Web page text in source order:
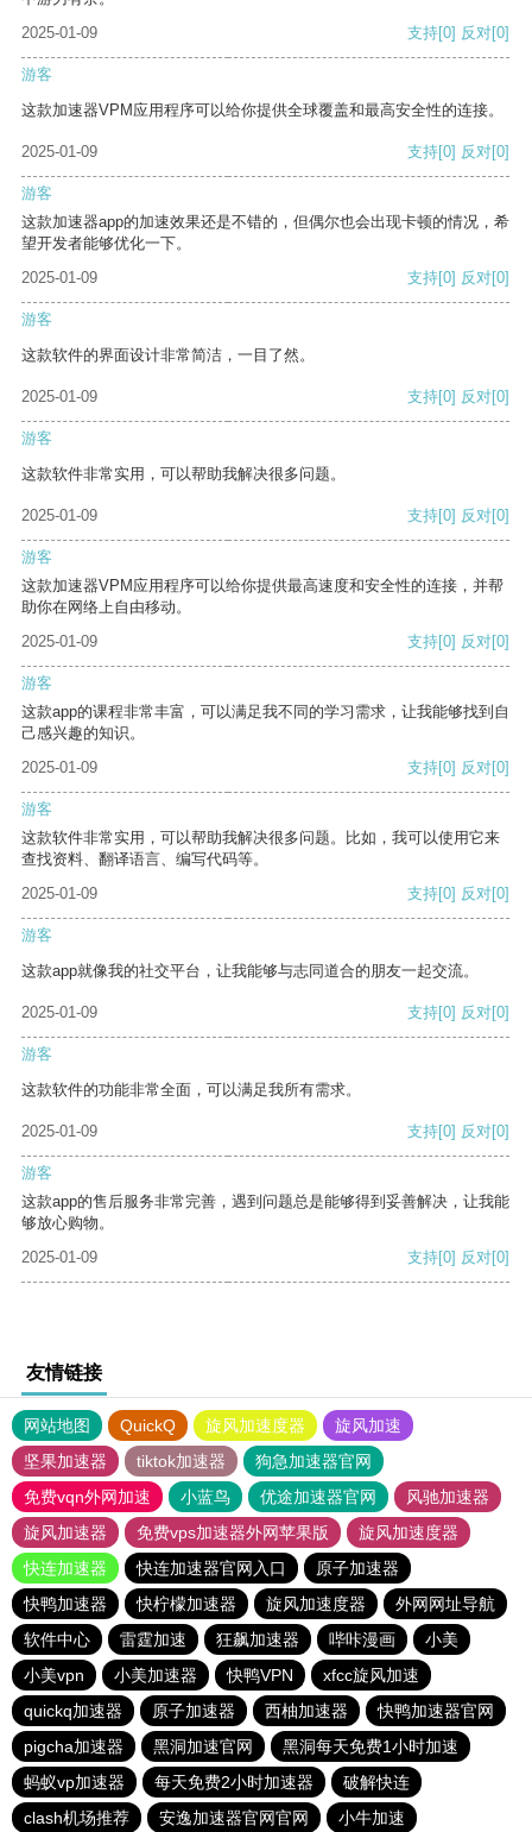
2025-01-09
支持[0] 反对[0]
游客
这款加速器VPM应用程序可以给你提供全球覆盖和最高安全性的连接。
2025-01-09 支持[0] 反对[0]
游客
这款加速器app的加速效果还是不错的，但偶尔也会出现卡顿的情况，希
望开发者能够优化一下。
2025-01-09
支持[0] 反对[0]
游客
这款软件的界面设计非常简洁，一目了然。
2025-01-09 支持[0] 反对[0]
游客
这款软件非常实用，可以帮助我解决很多问题。
2025-01-09 支持[0] 反对[0]
游客
这款加速器VPM应用程序可以给你提供最高速度和安全性的连接，并帮
助你在网络上自由移动。
2025-01-09
支持[0] 反对[0]
游客
这款app的课程非常丰富，可以满足我不同的学习需求，让我能够找到自
己感兴趣的知识。
2025-01-09
支持[0] 反对[0]
游客
这款软件非常实用，可以帮助我解决很多问题。比如，我可以使用它来
查找资料、翻译语言、编写代码等。
2025-01-09
支持[0] 反对[0]
游客
这款app就像我的社交平台，让我能够与志同道合的朋友一起交流。
2025-01-09 支持[0] 反对[0]
游客
这款软件的功能非常全面，可以满足我所有需求。
2025-01-09 支持[0] 反对[0]
游客
这款app的售后服务非常完善，遇到问题总是能够得到妥善解决，让我能
够放心购物。
2025-01-09
支持[0] 反对[0]
友情链接
网站地图 QuickQ 旋风加速度器
旋风加速
坚果加速器
tiktok加速器
狗急加速器官网
免费vqn外网加速
小蓝鸟 优途加速器官网
风驰加速器
旋风加速器
免费vps加速器外网苹果版
旋风加速度器
快连加速器
快连加速器官网入口
原子加速器
快鸭加速器
快柠檬加速器 旋风加速度器
外网网址导航
软件中心
雷霆加速 狂飙加速器 哔咔漫画
小美
小美vpn
小美加速器 快鸭VPN
xfcc旋风加速
quickq加速器
原子加速器 西柚加速器
快鸭加速器官网
pigcha加速器
黑洞加速官网
黑洞每天免费1小时加速
蚂蚁vp加速器
每天免费2小时加速器
破解快连
clash机场推荐
安逸加速器官网官网 小牛加速